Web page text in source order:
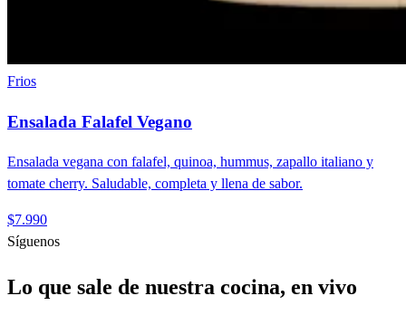
Frios
Ensalada Falafel Vegano
Ensalada vegana con falafel, quinoa, hummus, zapallo italiano y
tomate cherry. Saludable, completa y llena de sabor.
$7.990
Síguenos
Lo que sale de nuestra cocina, en vivo